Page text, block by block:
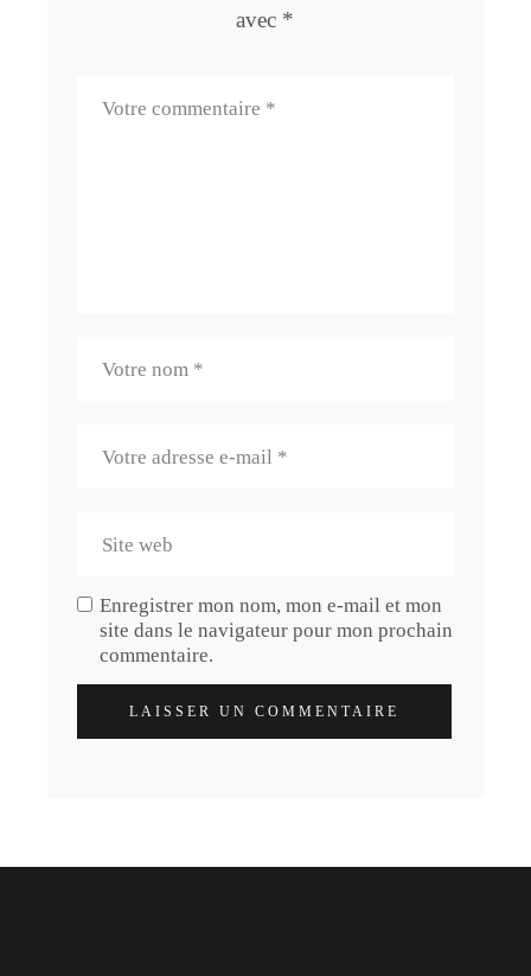
avec *
Enregistrer mon nom, mon e-mail et mon
site dans le navigateur pour mon prochain
commentaire.
LAISSER UN COMMENTAIRE